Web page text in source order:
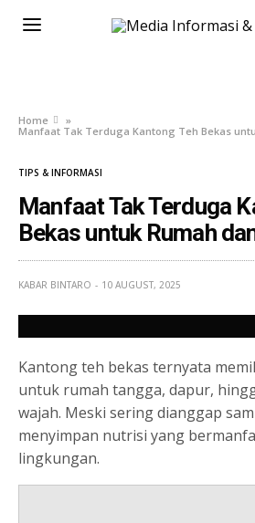
Home
»
Manfaat Tak Terduga Kantong Teh Bekas
TIPS & INFORMASI
Manfaat Tak Terduga
Bekas untuk Rumah
KABAR BINTARO 10 AUGUST, 2025
Kantong teh bekas ternyata
untuk rumah tangga, dapur,
wajah. Meski sering dianggap
menyimpan nutrisi yang
lingkungan.